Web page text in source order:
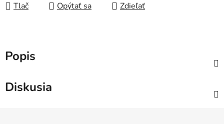
Tlač Opýtať sa Zdieľať
Popis
Diskusia